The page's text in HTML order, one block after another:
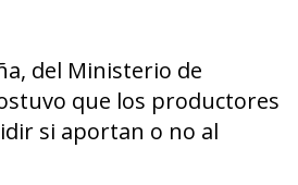
del Ministerio de
que los productores
si aportan o no al